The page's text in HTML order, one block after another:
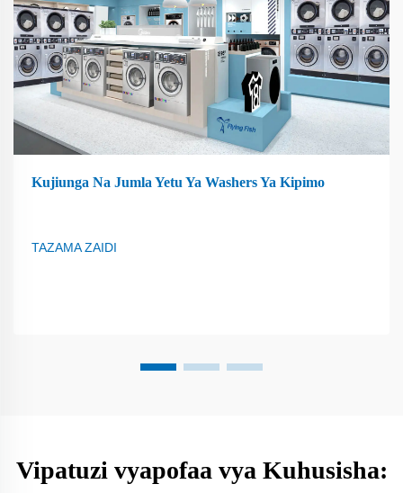
Kujiunga Na Jumla Yetu Ya Washers Ya Kipimo
TAZAMA ZAIDI
Vipatuzi vyapofaa vya Kuhusisha: